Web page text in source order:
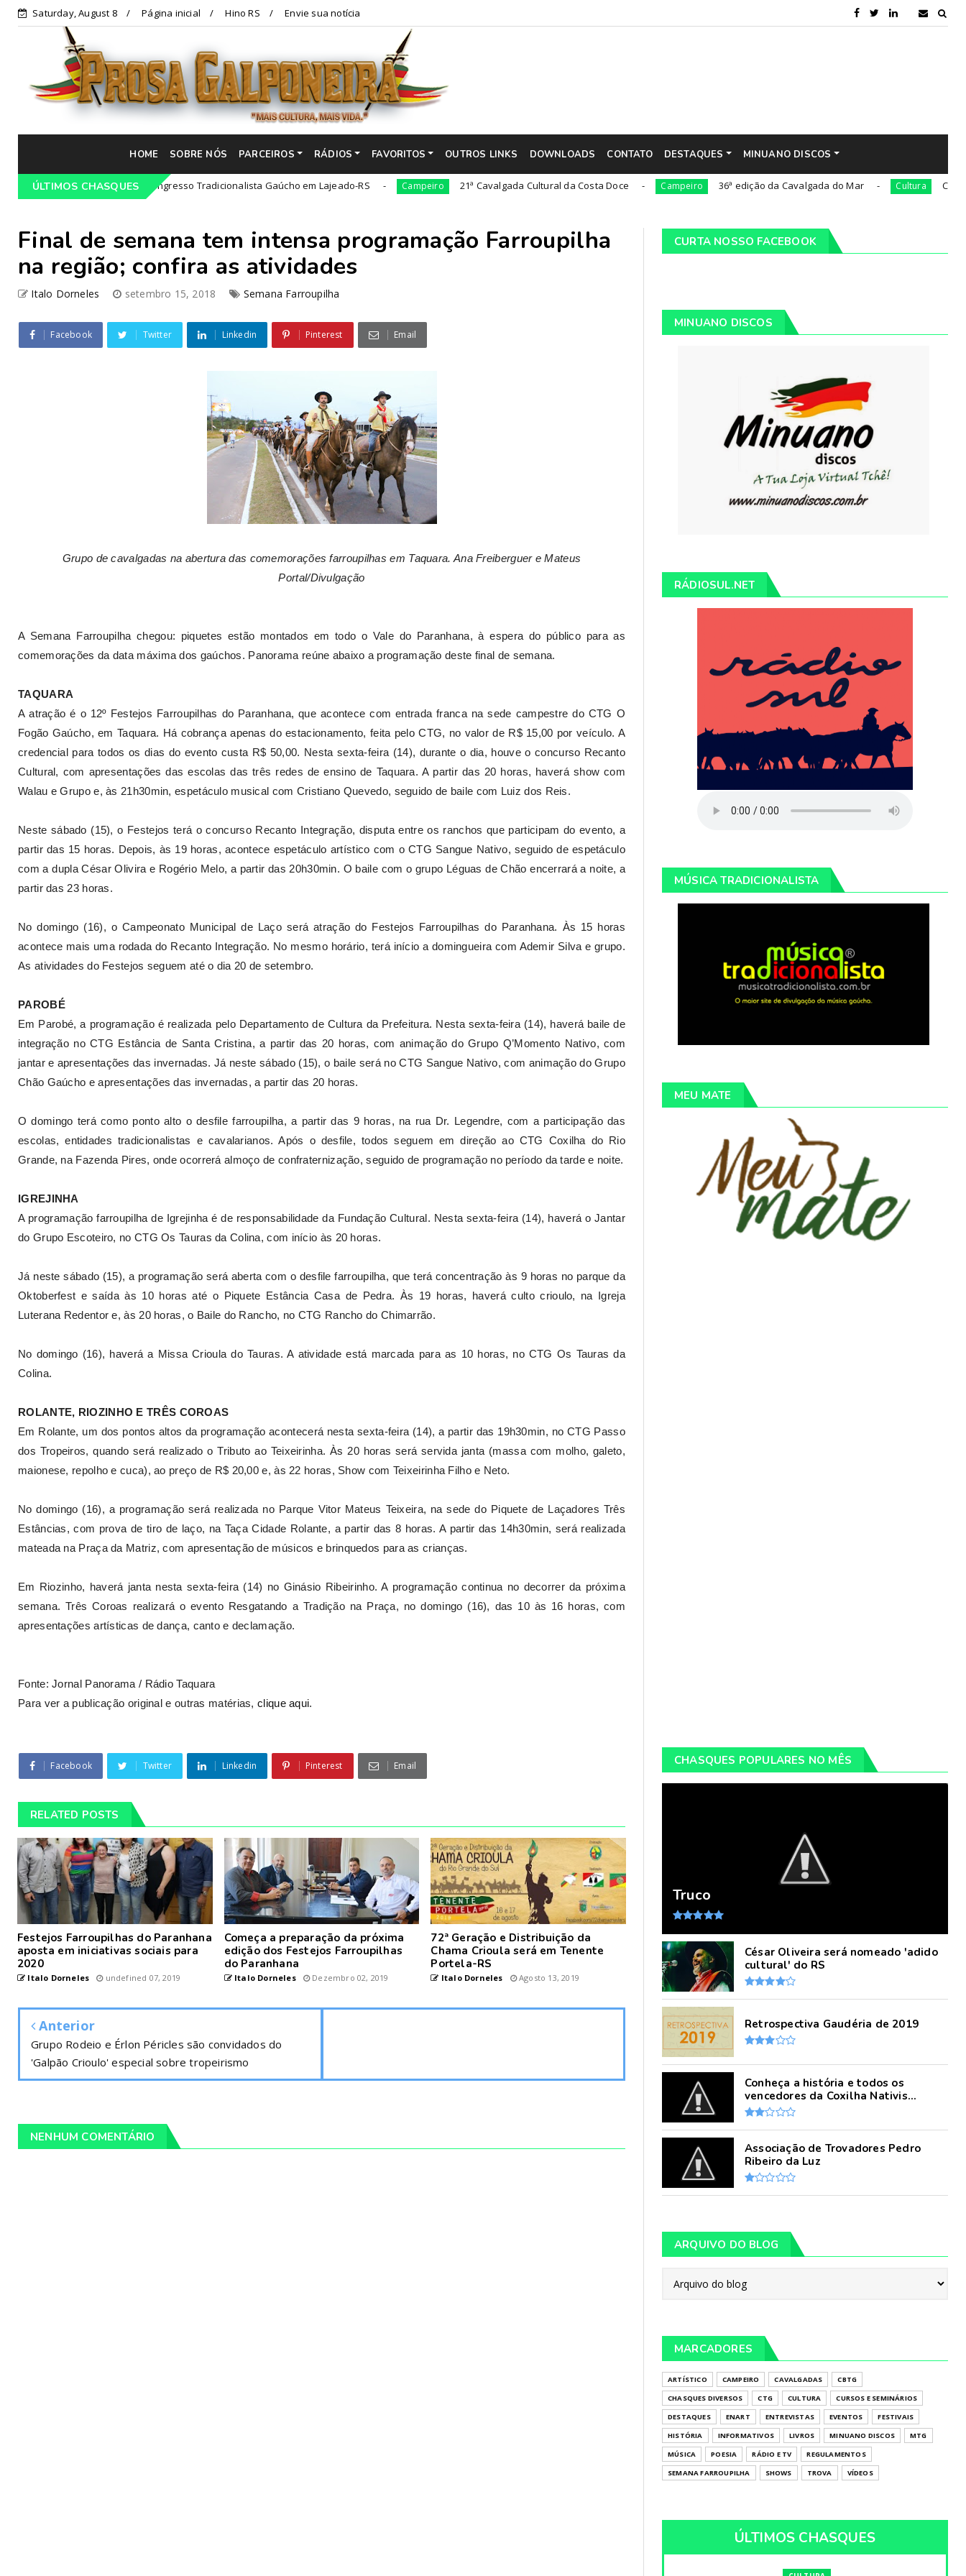
Saturday, August 8 Página inicial Hino RS Envie sua notícia
HOME SOBRE NÓS PARCEIROS RÁDIOS FAVORITOS OUTROS LINKS DOWNLOADS CONTATO DESTAQUES MINUANO DISCOS
ÚLTIMOS CHASQUES
Programação do 68º Congresso Tradicionalista Gaúcho em Lajeado-RS Campeiro 21ª Cavalgada Cultural da Costa Doce Campeiro 36ª edição da Cavalgada do Mar Cultura César Oliveira
Final de semana tem intensa programação Farroupilha
na região; confira as atividades
Italo Dorneles setembro 15, 2018 Semana Farroupilha
Facebook Twitter Linkedin Pinterest Email
Grupo de cavalgadas na abertura das comemorações farroupilhas em Taquara. Ana Freiberguer e Mateus
Portal/Divulgação
A Semana Farroupilha chegou: piquetes estão montados em todo o Vale do Paranhana, à espera do público para as
comemorações da data máxima dos gaúchos. Panorama reúne abaixo a programação deste final de semana.
TAQUARA
A atração é o 12º Festejos Farroupilhas do Paranhana, que acontece com entrada franca na sede campestre do CTG O
Fogão Gaúcho, em Taquara. Há cobrança apenas do estacionamento, feita pelo CTG, no valor de R$ 15,00 por veículo. A
credencial para todos os dias do evento custa R$ 50,00. Nesta sexta-feira (14), durante o dia, houve o concurso Recanto
Cultural, com apresentações das escolas das três redes de ensino de Taquara. A partir das 20 horas, haverá show com
Walau e Grupo e, às 21h30min, espetáculo musical com Cristiano Quevedo, seguido de baile com Luiz dos Reis.
Neste sábado (15), o Festejos terá o concurso Recanto Integração, disputa entre os ranchos que participam do evento, a
partir das 15 horas. Depois, às 19 horas, acontece espetáculo artístico com o CTG Sangue Nativo, seguido de espetáculo
com a dupla César Olivira e Rogério Melo, a partir das 20h30min. O baile com o grupo Léguas de Chão encerrará a noite, a
partir das 23 horas.
No domingo (16), o Campeonato Municipal de Laço será atração do Festejos Farroupilhas do Paranhana. Às 15 horas
acontece mais uma rodada do Recanto Integração. No mesmo horário, terá início a domingueira com Ademir Silva e grupo.
As atividades do Festejos seguem até o dia 20 de setembro.
PAROBÉ
Em Parobé, a programação é realizada pelo Departamento de Cultura da Prefeitura. Nesta sexta-feira (14), haverá baile de
integração no CTG Estância de Santa Cristina, a partir das 20 horas, com animação do Grupo Q’Momento Nativo, com
jantar e apresentações das invernadas. Já neste sábado (15), o baile será no CTG Sangue Nativo, com animação do Grupo
Chão Gaúcho e apresentações das invernadas, a partir das 20 horas.
O domingo terá como ponto alto o desfile farroupilha, a partir das 9 horas, na rua Dr. Legendre, com a participação das
escolas, entidades tradicionalistas e cavalarianos. Após o desfile, todos seguem em direção ao CTG Coxilha do Rio
Grande, na Fazenda Pires, onde ocorrerá almoço de confraternização, seguido de programação no período da tarde e noite.
IGREJINHA
A programação farroupilha de Igrejinha é de responsabilidade da Fundação Cultural. Nesta sexta-feira (14), haverá o Jantar
do Grupo Escoteiro, no CTG Os Tauras da Colina, com início às 20 horas.
Já neste sábado (15), a programação será aberta com o desfile farroupilha, que terá concentração às 9 horas no parque da
Oktoberfest e saída às 10 horas até o Piquete Estância Casa de Pedra. Às 19 horas, haverá culto crioulo, na Igreja
Luterana Redentor e, às 20 horas, o Baile do Rancho, no CTG Rancho do Chimarrão.
No domingo (16), haverá a Missa Crioula do Tauras. A atividade está marcada para as 10 horas, no CTG Os Tauras da
Colina.
ROLANTE, RIOZINHO E TRÊS COROAS
Em Rolante, um dos pontos altos da programação acontecerá nesta sexta-feira (14), a partir das 19h30min, no CTG Passo
dos Tropeiros, quando será realizado o Tributo ao Teixeirinha. Às 20 horas será servida janta (massa com molho, galeto,
maionese, repolho e cuca), ao preço de R$ 20,00 e, às 22 horas, Show com Teixeirinha Filho e Neto.
No domingo (16), a programação será realizada no Parque Vitor Mateus Teixeira, na sede do Piquete de Laçadores Três
Estâncias, com prova de tiro de laço, na Taça Cidade Rolante, a partir das 8 horas. A partir das 14h30min, será realizada
mateada na Praça da Matriz, com apresentação de músicos e brinquedos para as crianças.
Em Riozinho, haverá janta nesta sexta-feira (14) no Ginásio Ribeirinho. A programação continua no decorrer da próxima
semana. Três Coroas realizará o evento Resgatando a Tradição na Praça, no domingo (16), das 10 às 16 horas, com
apresentações artísticas de dança, canto e declamação.
Fonte: Jornal Panorama / Rádio Taquara
Para ver a publicação original e outras matérias, clique aqui.
Facebook Twitter Linkedin Pinterest Email
RELATED POSTS
Festejos Farroupilhas do Paranhana
aposta em iniciativas sociais para
2020
Italo Dorneles undefined 07, 2019
Começa a preparação da próxima
edição dos Festejos Farroupilhas
do Paranhana
Italo Dorneles Dezembro 02, 2019
72ª Geração e Distribuição da
Chama Crioula será em Tenente
Portela-RS
Italo Dorneles Agosto 13, 2019
Anterior
Grupo Rodeio e Érlon Péricles são convidados do
'Galpão Crioulo' especial sobre tropeirismo
NENHUM COMENTÁRIO
CURTA NOSSO FACEBOOK
MINUANO DISCOS
RÁDIOSUL.NET
MÚSICA TRADICIONALISTA
MEU MATE
CHASQUES POPULARES NO MÊS
Truco
César Oliveira será nomeado 'adido
cultural' do RS
Retrospectiva Gaudéria de 2019
Conheça a história e todos os
vencedores da Coxilha Nativis...
Associação de Trovadores Pedro
Ribeiro da Luz
ARQUIVO DO BLOG
MARCADORES
ARTÍSTICO CAMPEIRO CAVALGADAS
CBTG
CHASQUES DIVERSOS
CTG CULTURA
CURSOS E SEMINÁRIOS
DESTAQUES
ENART ENTREVISTAS EVENTOS
FESTIVAIS
HISTÓRIA
INFORMATIVOS LIVROS MINUANO DISCOS
MTG
MÚSICA
POESIA RÁDIO E TV
REGULAMENTOS
SEMANA FARROUPILHA
SHOWS TROVA VÍDEOS
ÚLTIMOS CHASQUES